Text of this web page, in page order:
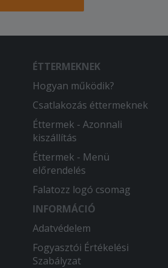
ÉTTERMEKNEK
Hogyan működik?
Csatlakozás éttermeknek
Éttermek - Azonnali
kiszállítás
Éttermek - Menü
előrendelés
Falatozz logó csomag
INFORMÁCIÓ
Adatvédelem
Fogyasztói Értékelési
Szabályzat